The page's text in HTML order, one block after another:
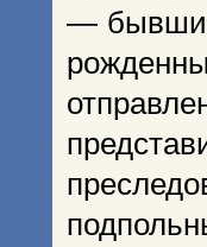
— бывшие